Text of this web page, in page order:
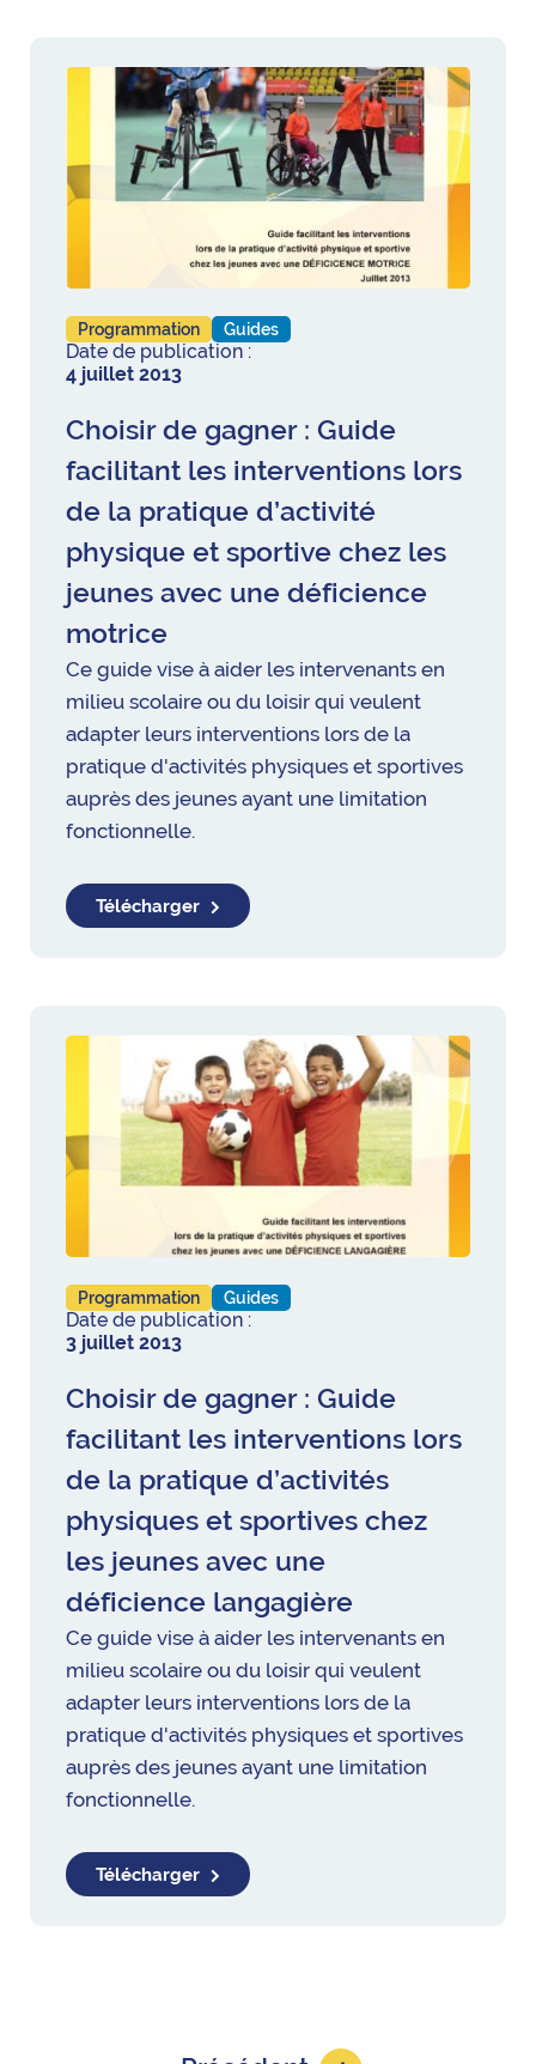
Programmation Guides
Date de publication :
4 juillet 2013
Choisir de gagner : Guide
facilitant les interventions lors
de la pratique d’activité
physique et sportive chez les
jeunes avec une déficience
motrice
Ce guide vise à aider les intervenants en
milieu scolaire ou du loisir qui veulent
adapter leurs interventions lors de la
pratique d'activités physiques et sportives
auprès des jeunes ayant une limitation
fonctionnelle.
Télécharger
Programmation Guides
Date de publication :
3 juillet 2013
Choisir de gagner : Guide
facilitant les interventions lors
de la pratique d’activités
physiques et sportives chez
les jeunes avec une
déficience langagière
Ce guide vise à aider les intervenants en
milieu scolaire ou du loisir qui veulent
adapter leurs interventions lors de la
pratique d'activités physiques et sportives
auprès des jeunes ayant une limitation
fonctionnelle.
Télécharger